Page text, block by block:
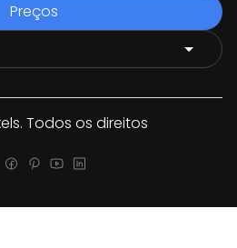
Preços
Todos os direitos